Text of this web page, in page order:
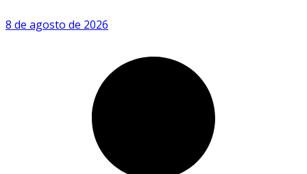
8 de agosto de 2026